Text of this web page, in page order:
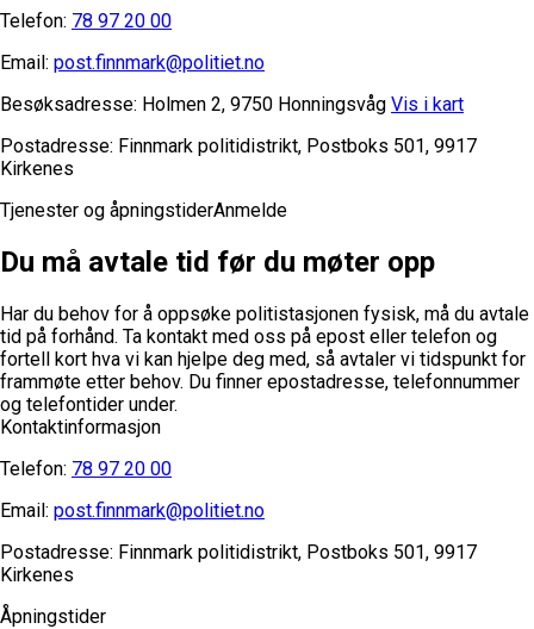
Telefon: 78 97 20 00
Email: post.finnmark@politiet.no
Besøksadresse: Holmen 2, 9750 Honningsvåg Vis i kart
Postadresse: Finnmark politidistrikt, Postboks 501, 9917
Kirkenes
Tjenester og åpningstiderAnmelde
Du må avtale tid før du møter opp
Har du behov for å oppsøke politistasjonen fysisk, må du avtale
tid på forhånd. Ta kontakt med oss på epost eller telefon og
fortell kort hva vi kan hjelpe deg med, så avtaler vi tidspunkt for
frammøte etter behov. Du finner epostadresse, telefonnummer
og telefontider under.
Kontaktinformasjon
Telefon: 78 97 20 00
Email: post.finnmark@politiet.no
Postadresse: Finnmark politidistrikt, Postboks 501, 9917
Kirkenes
Åpningstider